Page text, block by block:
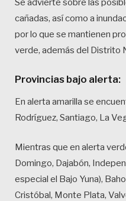
Se advierte sobre las
cañadas, así como a
por lo que se mantienen
verde, además del Distrito
Provincias bajo alerta:
En alerta amarilla se
Rodríguez, Santiago, La
Mientras que en alerta
Domingo, Dajabón,
especial el Bajo Yuna),
Cristóbal, Monte Plata,